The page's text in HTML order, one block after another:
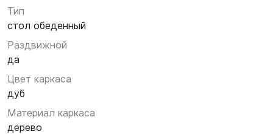
Тип
стол обеденный
Раздвижной
да
Цвет каркаса
дуб
Материал каркаса
дерево